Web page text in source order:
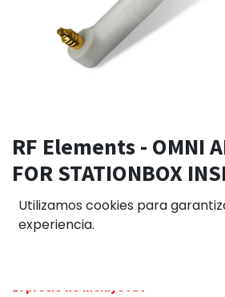
RF Elements - OMNI
FOR STATIONBOX
BAND 2.4/5GHZ
MMCX
El precio no incluye IGV
Utilizamos cookies para
experiencia.